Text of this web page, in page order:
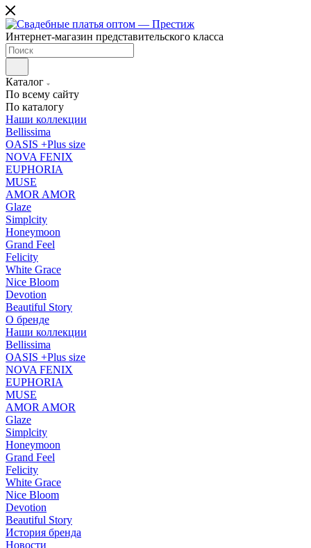
Интернет-магазин представительского класса
Каталог
По всему сайту
По каталогу
Наши коллекции
Bellissima
OASIS +Plus size
NOVA FENIX
EUPHORIA
MUSE
AMOR AMOR
Glaze
Simplcity
Honeymoon
Grand Feel
Felicity
White Grace
Nice Bloom
Devotion
Beautiful Story
О бренде
Наши коллекции
Bellissima
OASIS +Plus size
NOVA FENIX
EUPHORIA
MUSE
AMOR AMOR
Glaze
Simplcity
Honeymoon
Grand Feel
Felicity
White Grace
Nice Bloom
Devotion
Beautiful Story
История бренда
Новости